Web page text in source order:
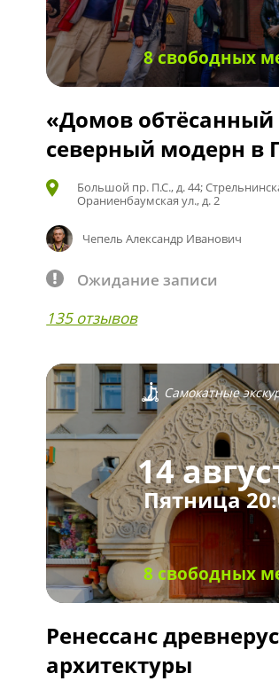
8 свободных
«Домов
северный модерн в
Большой пр. П.С., д. 44;
Ораниенбаумская ул., д. 2
Чепель Александр Иванович
Ожидание записи
135 отзывов
Самокатные
14
Пятница
8 свободных
Ренессанс
архитектуры